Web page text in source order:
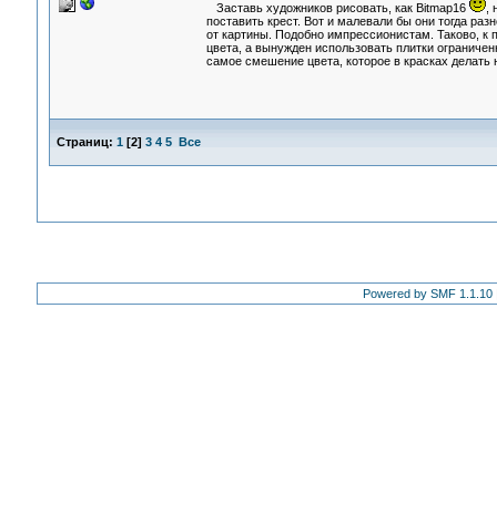
Заставь художников рисовать, как Bitmap16
,
поставить крест. Вот и малевали бы они тогда
от картины. Подобно импрессионистам. Таково,
цвета, а вынужден использовать плитки
самое смешение цвета, которое в красках делать
Страниц: 1 [2] 3 4 5 Все
Powered by SMF 1.1.10